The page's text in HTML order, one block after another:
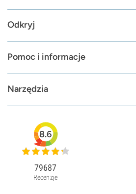
Odkryj
Pomoc i informacje
Narzędzia
8.6
79687
Recenzje